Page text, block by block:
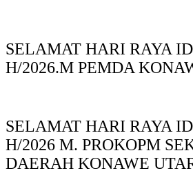
SELAMAT HARI RAYA
H/2026.M PEMDA
SELAMAT HARI RAYA
H/2026 M. PROKOPM
DAERAH KONAWE